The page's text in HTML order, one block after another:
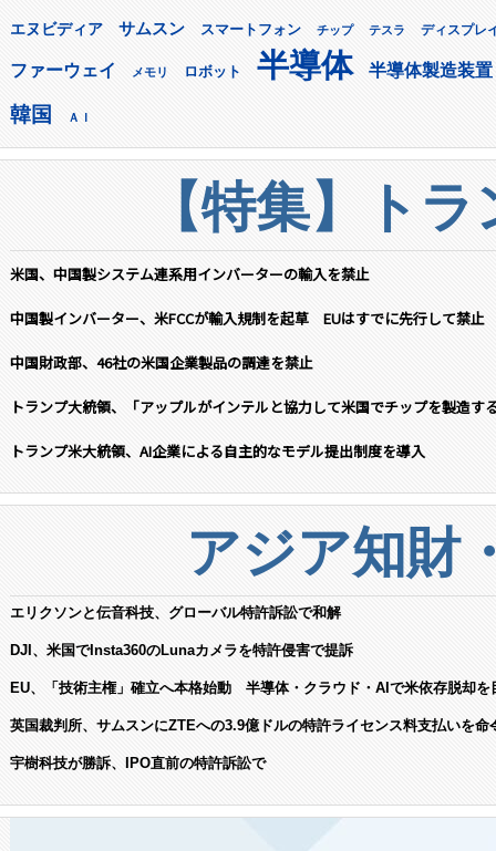
エヌビディア サムスン スマートフォン チップ テスラ ディスプレ
ファーウェイ メモリ ロボット 半導体 半導体製造装置
韓国 ＡＩ
【特集】ト
米国、中国製システム連系用インバーターの輸入を禁止
中国製インバーター、米FCCが輸入規制を起草 EUはすでに先行して禁止
中国財政部、46社の米国企業製品の調達を禁止
トランプ大統領、「アップルがインテルと協力して米国でチップを製造す
トランプ米大統領、AI企業による自主的なモデル提出制度を導入
アジア知財
エリクソンと伝音科技、グローバル特許訴訟で和解
DJI、米国でInsta360のLunaカメラを特許侵害で提訴
EU、「技術主権」確立へ本格始動 半導体・クラウド・AIで米依存脱却を
英国裁判所、サムスンにZTEへの3.9億ドルの特許ライセンス料支払いを命
宇樹科技が勝訴、IPO直前の特許訴訟で